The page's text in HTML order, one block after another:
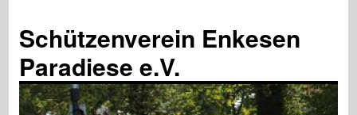
Schützenverein Enkesen
Paradiese e.V.